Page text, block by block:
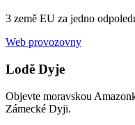
3 země EU za jedno
Web provozovny
Lodě Dyje
Objevte moravskou
Zámecké Dyji.